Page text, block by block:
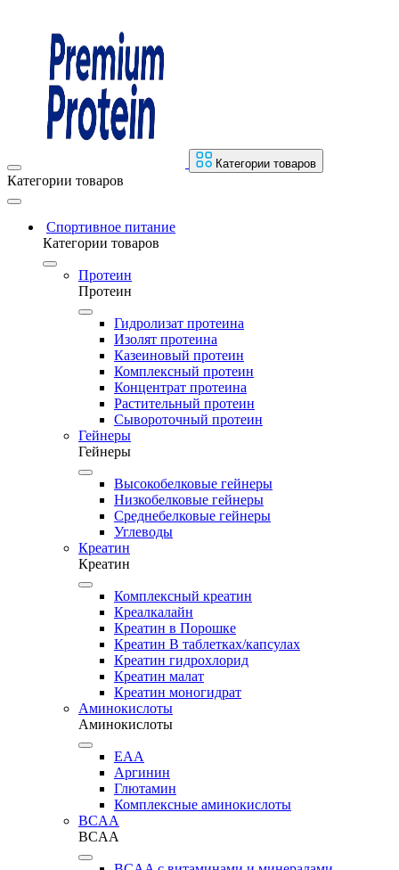
Категории товаров
Категории товаров
Спортивное питание
Категории товаров
Протеин
Протеин
Гидролизат протеина
Изолят протеина
Казеиновый протеин
Комплексный протеин
Концентрат протеина
Растительный протеин
Сывороточный протеин
Гейнеры
Гейнеры
Высокобелковые гейнеры
Низкобелковые гейнеры
Среднебелковые гейнеры
Углеводы
Креатин
Креатин
Комплексный креатин
Креалкалайн
Креатин в Порошке
Креатин В таблетках/капсулах
Креатин гидрохлорид
Креатин малат
Креатин моногидрат
Аминокислоты
Аминокислоты
EAA
Аргинин
Глютамин
Комплексные аминокислоты
BCAA
BCAA